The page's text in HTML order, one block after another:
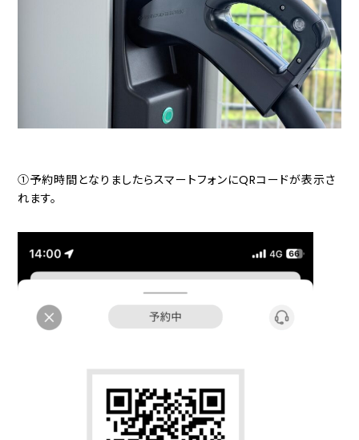
①予約時間となりましたらスマートフォンにQRコードが表示さ
れます。